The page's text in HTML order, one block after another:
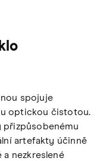
spojuje
optickou čistotou.
přizpůsobenému
artefakty účinně
a nezkreslené